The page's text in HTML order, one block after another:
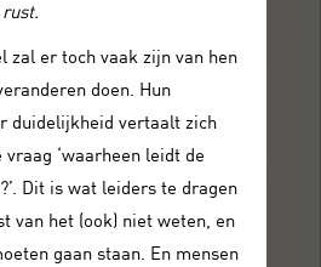
zal er toch vaak zijn van hen
doen. Hun
duidelijkheid vertaalt zich
vraag ‘waarheen leidt de
Dit is wat leiders te dragen
van het (ook) niet weten, en
gaan staan. En mensen